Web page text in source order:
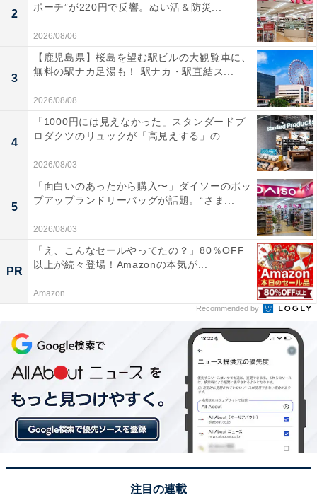
2
ポーチ”が220円で反響。ぬい活＆防災...
2026/08/06
3
【鹿児島県】桜島を望む駅ビルの大観覧車に、
無料の駅ナカ足湯も！ 駅ナカ・駅直結ス...
2026/08/08
4
「1000円には見えなかった」スタンダードプ
ロダクツのリュックが「高見えする」の...
2026/08/03
5
「面白いのあったから購入〜」ダイソーのポッ
プアップランドリーバッグが話題。“さま...
2026/08/03
PR
「え、こんなセールやってたの？」80％OFF
以上が続々登場！Amazonの本気が...
Amazon
Recommended by
注目の連載